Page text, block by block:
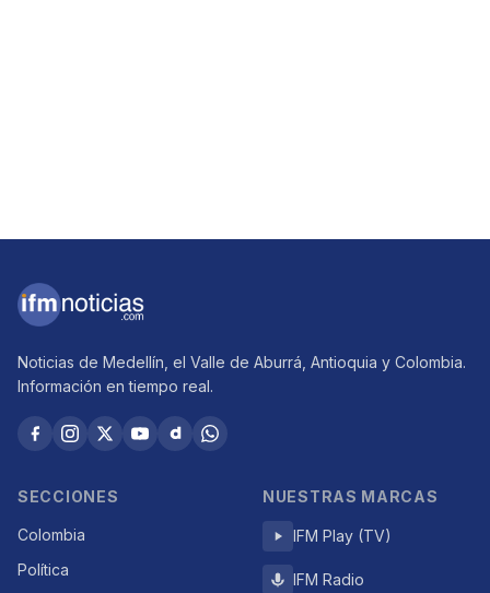
Noticias de Medellín, el Valle de Aburrá, Antioquia y Colombia.
Información en tiempo real.
SECCIONES
Colombia
Política
NUESTRAS MARCAS
IFM Play (TV)
IFM Radio